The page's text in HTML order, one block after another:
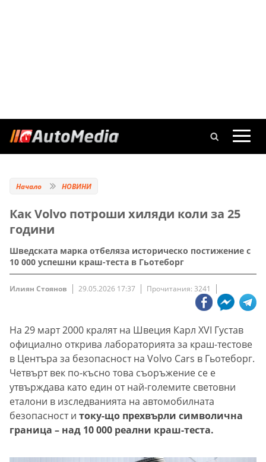
Начало НОВИНИ
Как Volvo потроши хиляди коли за 25
години
Шведската марка отбеляза историческо постижение с
10 000 успешни краш-теста в Гьотеборг
Илиян Стоянов 29.05.2026 17:37 Прочитания: 3241
На 29 март 2000 кралят на Швеция Карл XVI Густав
официално открива лабораторията за краш-тестове
в Центъра за безопасност на Volvo Cars в Гьотеборг.
Четвърт век по-късно това съоръжение се е
утвърждава като един от най-големите световни
еталони в изследванията на автомобилната
безопасност и току-що прехвърли символична
граница – над 10 000 реални краш-теста.